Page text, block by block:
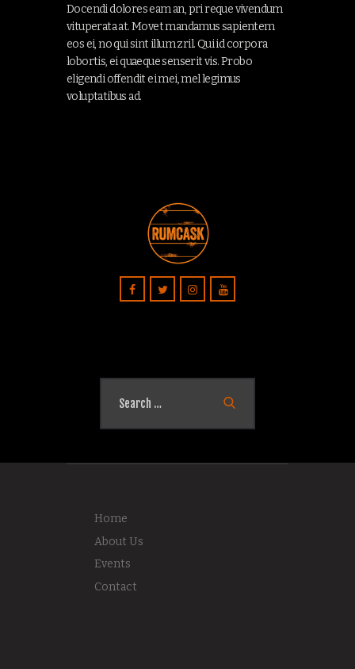
Docendi dolores eam an, pri reque vivendum
vituperata at. Movet mandamus sapientem
eos ei, no qui sint illum zril. Qui id corpora
lobortis, ei quaeque senserit vis. Probo
eligendi offendit ei mei, mel legimus
voluptatibus ad.
Home
About Us
Events
Contact